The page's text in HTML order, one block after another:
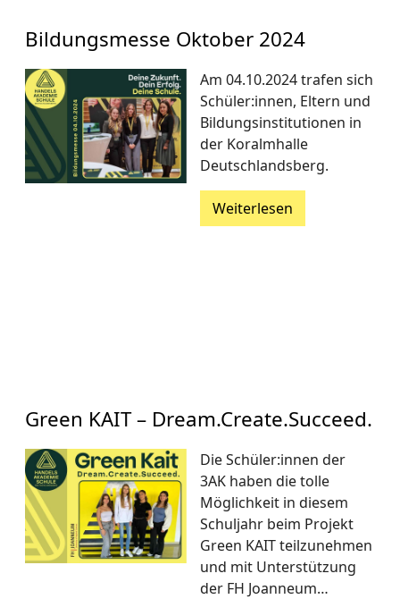
Bildungsmesse Oktober 2024
Am 04.10.2024 trafen sich
Schüler:innen, Eltern und
Bildungsinstitutionen in
der Koralmhalle
Deutschlandsberg.
Weiterlesen
Green KAIT – Dream.Create.Succeed.
Die Schüler:innen der
3AK haben die tolle
Möglichkeit in diesem
Schuljahr beim Projekt
Green KAIT teilzunehmen
und mit Unterstützung
der FH Joanneum…